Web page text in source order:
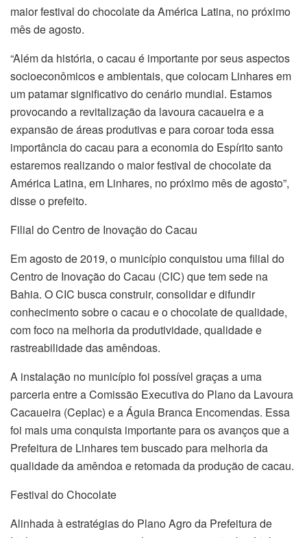
maior festival do chocolate da América Latina, no próximo
mês de agosto.
“Além da história, o cacau é importante por seus aspectos
socioeconômicos e ambientais, que colocam Linhares em
um patamar significativo do cenário mundial. Estamos
provocando a revitalização da lavoura cacaueira e a
expansão de áreas produtivas e para coroar toda essa
importância do cacau para a economia do Espírito santo
estaremos realizando o maior festival de chocolate da
América Latina, em Linhares, no próximo mês de agosto”,
disse o prefeito.
Filial do Centro de Inovação do Cacau
Em agosto de 2019, o município conquistou uma filial do
Centro de Inovação do Cacau (CIC) que tem sede na
Bahia. O CIC busca construir, consolidar e difundir
conhecimento sobre o cacau e o chocolate de qualidade,
com foco na melhoria da produtividade, qualidade e
rastreabilidade das amêndoas.
A instalação no município foi possível graças a uma
parceria entre a Comissão Executiva do Plano da Lavoura
Cacaueira (Ceplac) e a Águia Branca Encomendas. Essa
foi mais uma conquista importante para os avanços que a
Prefeitura de Linhares tem buscado para melhoria da
qualidade da amêndoa e retomada da produção de cacau.
Festival do Chocolate
Alinhada à estratégias do Plano Agro da Prefeitura de